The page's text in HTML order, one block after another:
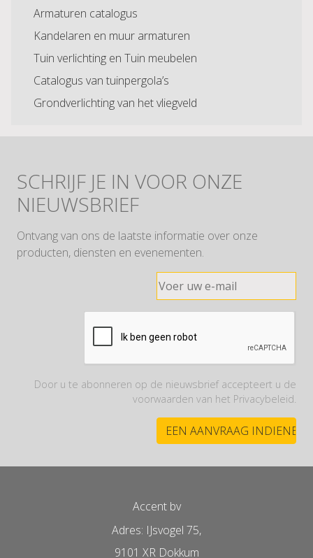
Armaturen catalogus
Kandelaren en muur armaturen
Tuin verlichting en Tuin meubelen
Catalogus van tuinpergola’s
Grondverlichting van het vliegveld
SCHRIJF JE IN VOOR ONZE
NIEUWSBRIEF
Ontvang van ons de laatste informatie over onze
producten, diensten en evenementen.
Door u te abonneren op de nieuwsbrief accepteert u de
voorwaarden van het Privacybeleid.
Accent bv
Adres: IJsvogel 75,
9101 XR Dokkum